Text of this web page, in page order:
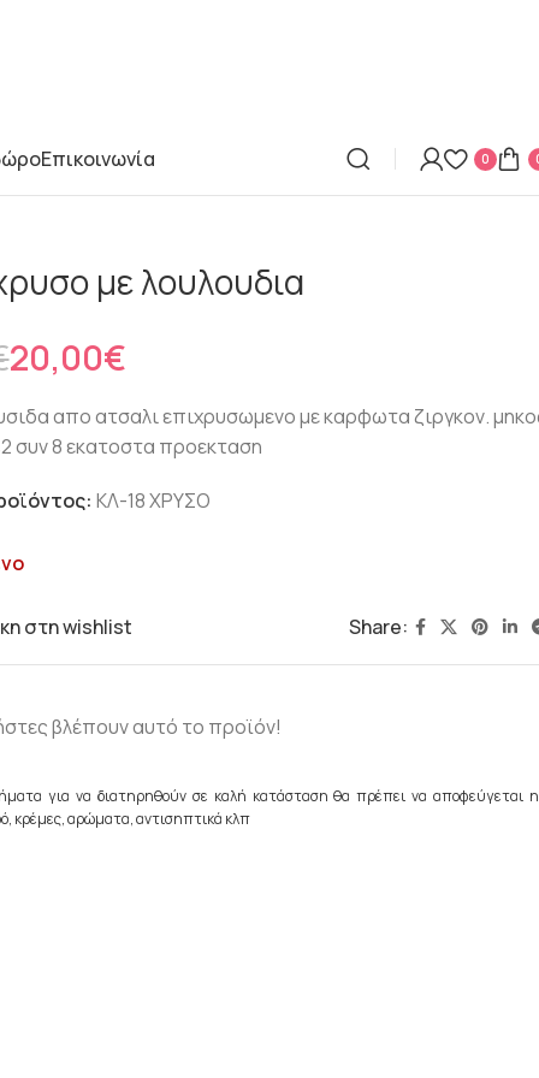
Επικοινωνία 0
με λουλουδια
20,00€
απο ατσαλι επιχρυσωμενο με καρφωτα ζιργκον.
συν 8 εκατοστα προεκταση
ΚΛ-18 ΧΡΥΣΟ
στη wishlist Share:
βλέπουν αυτό το προϊόν!
για να διατηρηθούν σε καλή κατάσταση θα πρέπει να αποφεύγεται η
κρέμες, αρώματα, αντισηπτικά κλπ